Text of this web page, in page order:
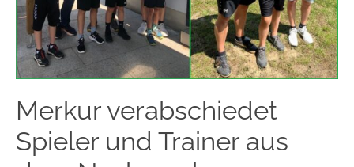
Merkur verabschiedet
Spieler und Trainer aus